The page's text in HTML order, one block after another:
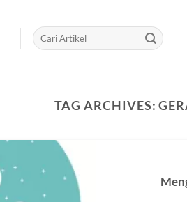
TAG ARCHIVES: